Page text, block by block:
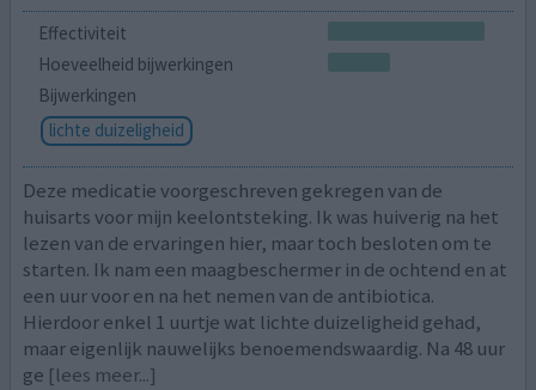
Effectiviteit
Hoeveelheid bijwerkingen
Bijwerkingen
lichte duizeligheid
Deze medicatie voorgeschreven gekregen van de
huisarts voor mijn keelontsteking. Ik was huiverig na het
lezen van de ervaringen hier, maar toch besloten om te
starten. Ik nam een maagbeschermer in de ochtend en at
een uur voor en na het nemen van de antibiotica.
Hierdoor enkel 1 uurtje wat lichte duizeligheid gehad,
maar eigenlijk nauwelijks benoemendswaardig. Na 48 uur
ge [lees meer...]